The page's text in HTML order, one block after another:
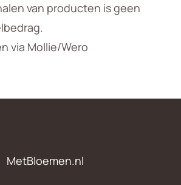
van producten is geen
via Mollie/Wero
MetBloemen.nl